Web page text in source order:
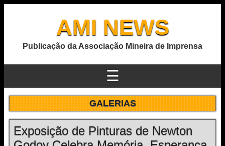
AMI NEWS
Publicação da Associação Mineira de Imprensa
☰
GALERIAS
Exposição de Pinturas de Newton